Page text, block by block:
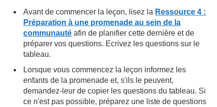
Avant de commencer la leçon, lisez la Ressource 4 :
Préparation à une promenade au sein de la
communauté afin de planifier cette dernière et de
préparer vos questions. Ecrivez les questions sur le
tableau.
Lorsque vous commencez la leçon informez les
enfants de la promenade et, s'ils le peuvent,
demandez-leur de copier les questions du tableau. Si
ce n'est pas possible, préparez une liste de questions